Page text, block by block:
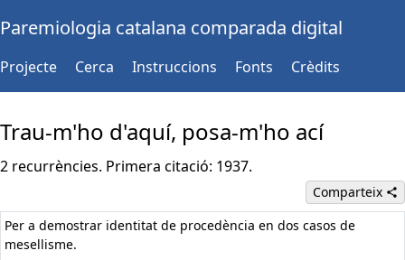
Paremiologia catalana comparada digital
Projecte Cerca Instruccions Fonts Crèdits
Trau-m'ho d'aquí, posa-m'ho ací
2 recurrències. Primera citació: 1937.
Comparteix
Per a demostrar identitat de procedència en dos casos de
mesellisme.